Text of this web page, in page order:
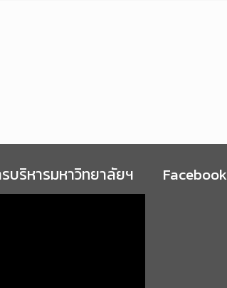
บริหารมหาวิทยาลัยฯ Facebook